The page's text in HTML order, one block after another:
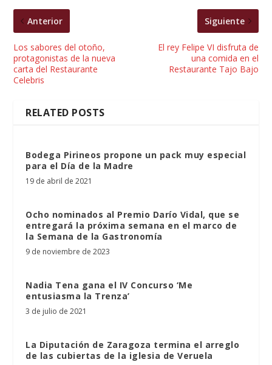
Anterior
Los sabores del otoño,
protagonistas de la nueva
carta del Restaurante
Celebris
Siguiente
El rey Felipe VI disfruta de
una comida en el
Restaurante Tajo Bajo
RELATED POSTS
Bodega Pirineos propone un pack muy especial
para el Día de la Madre
19 de abril de 2021
Ocho nominados al Premio Darío Vidal, que se
entregará la próxima semana en el marco de
la Semana de la Gastronomía
9 de noviembre de 2023
Nadia Tena gana el IV Concurso ‘Me
entusiasma la Trenza’
3 de julio de 2021
La Diputación de Zaragoza termina el arreglo
de las cubiertas de la iglesia de Veruela